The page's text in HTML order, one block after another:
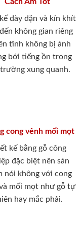
Cách Âm Tốt
dày dặn và kín khít
không gian riêng
tĩnh không bị ảnh
bới tiếng ồn trong
xung quanh.
cong vênh mối mọt
kế bằng gỗ công
đặc biệt nên sản
nói không với cong
mối mọt như gỗ tự
hay mắc phải.